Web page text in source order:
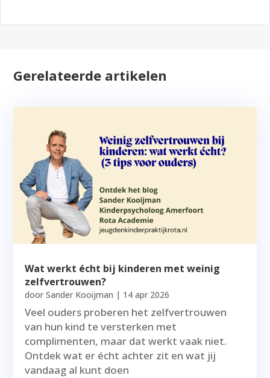
Gerelateerde artikelen
Wat werkt écht bij kinderen met weinig
zelfvertrouwen?
doorSander Kooijman | 14 apr 2026
Veel ouders proberen het zelfvertrouwen
van hun kind te versterken met
complimenten, maar dat werkt vaak niet.
Ontdek wat er écht achter zit en wat jij
vandaag al kunt doen